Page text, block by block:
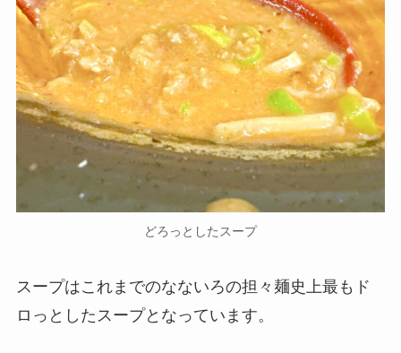
どろっとしたスープ
スープはこれまでのなないろの担々麺史上最もド
ロっとしたスープとなっています。